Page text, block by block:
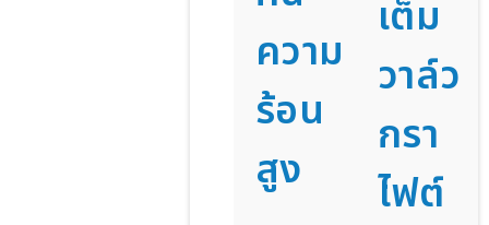
ความ
ร้อน
สูง
เต็ม
วาล์ว
กรา
ไฟต์